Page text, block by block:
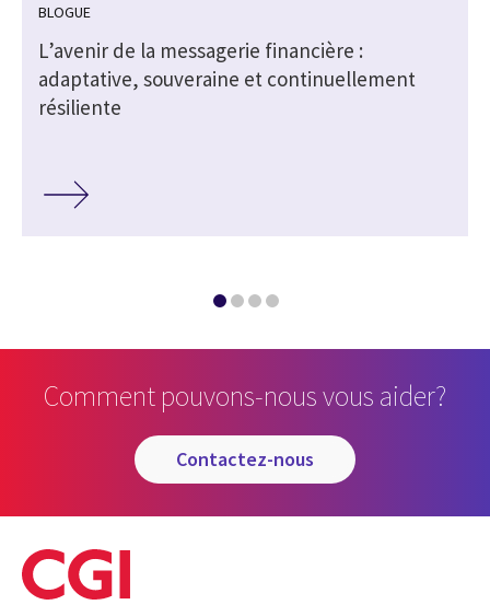
BLOGUE
L’avenir de la messagerie financière :
adaptative, souveraine et continuellement
résiliente
Comment pouvons-nous vous aider?
contactez-nous